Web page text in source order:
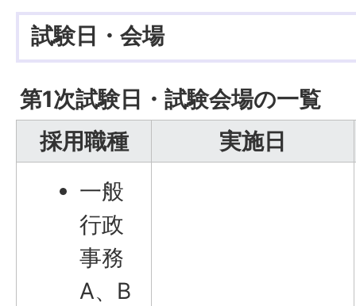
試験日・会場
第1次試験日・試験会場の一覧
採用職種
実施日
一般
行政
事務
A、B